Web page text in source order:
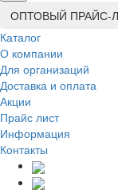
ОПТОВЫЙ ПРАЙС-
Каталог
О компании
Для организаций
Доставка и оплата
Акции
Прайс лист
Информация
Контакты